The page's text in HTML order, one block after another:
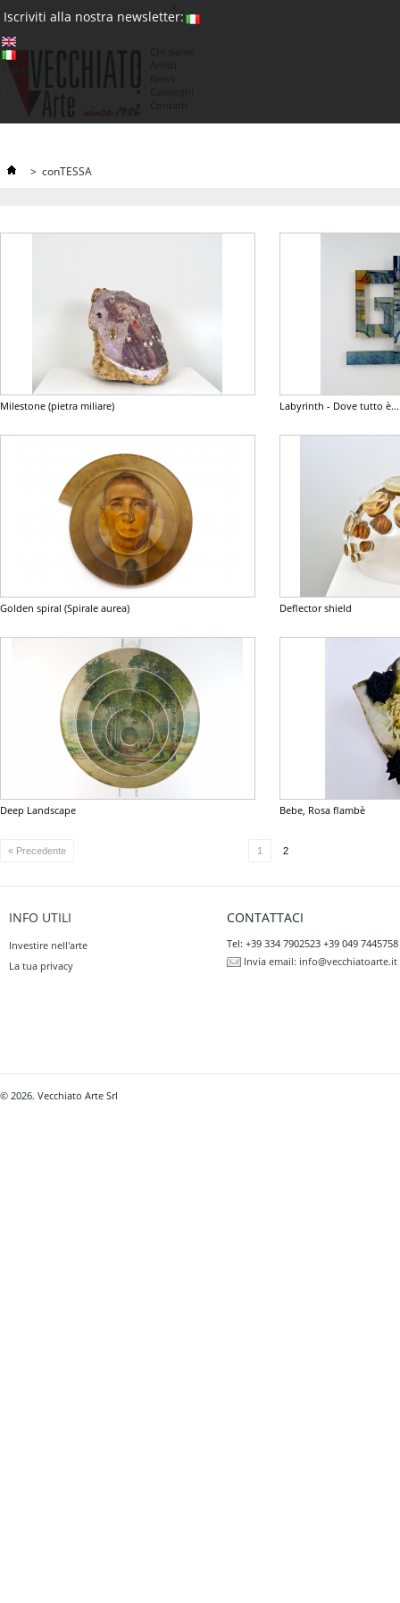
Iscriviti alla nostra newsletter:
> conTESSA
Milestone (pietra miliare) Labyrinth - Dove tutto è...
Golden spiral (Spirale aurea) Deflector shield
Deep Landscape Bebe, Rosa flambè
« Precedente 1 2
INFO UTILI
Investire nell'arte
La tua privacy
CONTATTACI
Tel: +39 334 7902523 +39 049 7445758
Invia email: info@vecchiatoarte.it
© 2026. Vecchiato Arte Srl